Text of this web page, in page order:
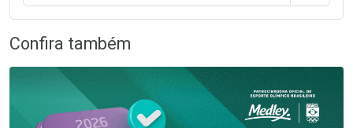
Confira também